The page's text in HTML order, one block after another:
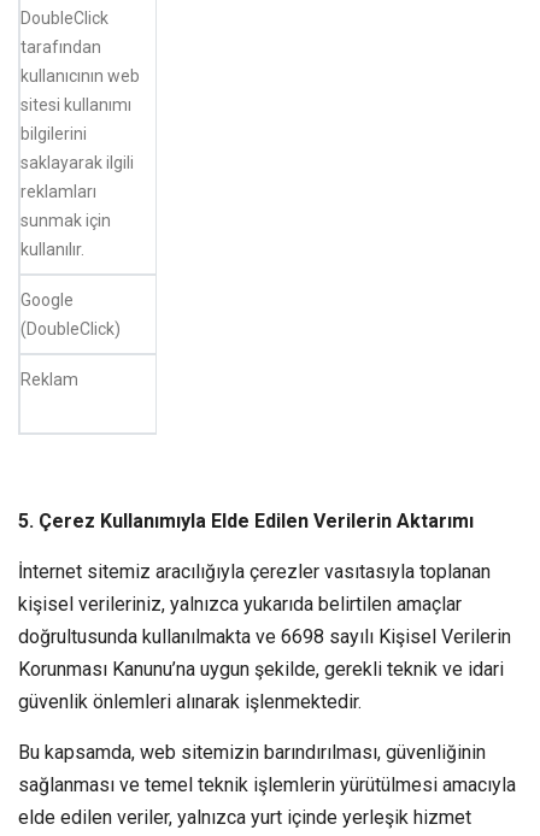
DoubleClick
tarafından
kullanıcının web
sitesi kullanımı
bilgilerini
saklayarak ilgili
reklamları
sunmak için
kullanılır.
Google
(DoubleClick)
Reklam
5. Çerez Kullanımıyla Elde Edilen Verilerin Aktarımı
İnternet sitemiz aracılığıyla çerezler vasıtasıyla toplanan
kişisel verileriniz, yalnızca yukarıda belirtilen amaçlar
doğrultusunda kullanılmakta ve 6698 sayılı Kişisel Verilerin
Korunması Kanunu’na uygun şekilde, gerekli teknik ve idari
güvenlik önlemleri alınarak işlenmektedir.
Bu kapsamda, web sitemizin barındırılması, güvenliğinin
sağlanması ve temel teknik işlemlerin yürütülmesi amacıyla
elde edilen veriler, yalnızca yurt içinde yerleşik hizmet